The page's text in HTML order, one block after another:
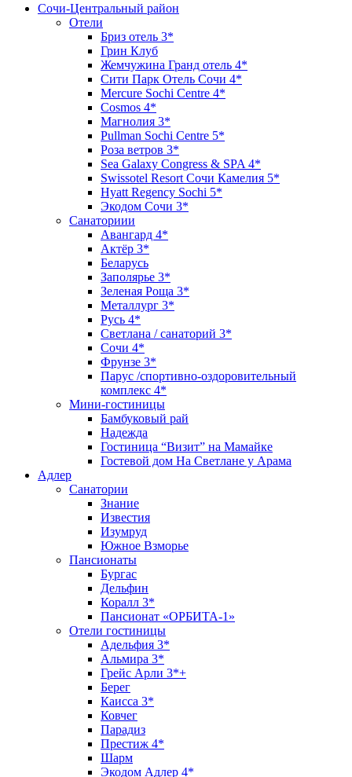
Сочи-Центральный район
Отели
Бриз отель 3*
Грин Клуб
Жемчужина Гранд отель 4*
Сити Парк Отель Сочи 4*
Mercure Sochi Centre 4*
Cosmos 4*
Магнолия 3*
Pullman Sochi Сеntre 5*
Роза ветров 3*
Sea Galaxy Congress & SPA 4*
Swissotel Resort Сочи Камелия 5*
Hyatt Regency Sochi 5*
Экодом Сочи 3*
Санаториии
Авангард 4*
Актёр 3*
Беларусь
Заполярье 3*
Зеленая Роща 3*
Металлург 3*
Русь 4*
Светлана / санаторий 3*
Сочи 4*
Фрунзе 3*
Парус /спортивно-оздоровительный
комплекс 4*
Мини-гостиницы
Бамбуковый рай
Надежда
Гостиница “Визит” на Мамайке
Гостевой дом На Светлане у Арама
Адлер
Санатории
Знание
Известия
Изумруд
Южное Взморье
Пансионаты
Бургас
Дельфин
Коралл 3*
Пансионат «ОРБИТА-1»
Отели гостиницы
Адельфия 3*
Альмира 3*
Грейс Арли 3*+
Берег
Каисса 3*
Ковчег
Парадиз
Престиж 4*
Шарм
Экодом Адлер 4*